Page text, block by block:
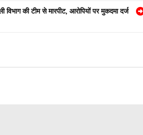
की टीम से मारपीट, आरोपियों पर मुकदमा दर्ज